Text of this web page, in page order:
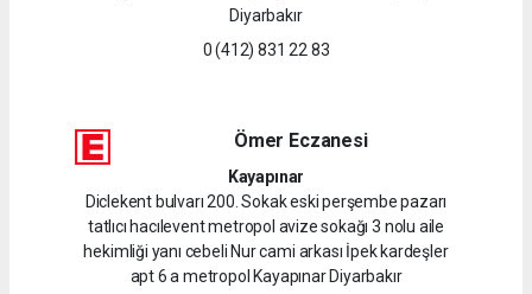
Diyarbakır
0 (412) 831 22 83
Ömer Eczanesi
Kayapınar
Diclekent bulvarı 200. Sokak eski perşembe pazarı
tatlıcı hacılevent metropol avize sokağı 3 nolu aile
hekimliği yanı cebeli Nur cami arkası İpek kardeşler
apt 6 a metropol Kayapınar Diyarbakır